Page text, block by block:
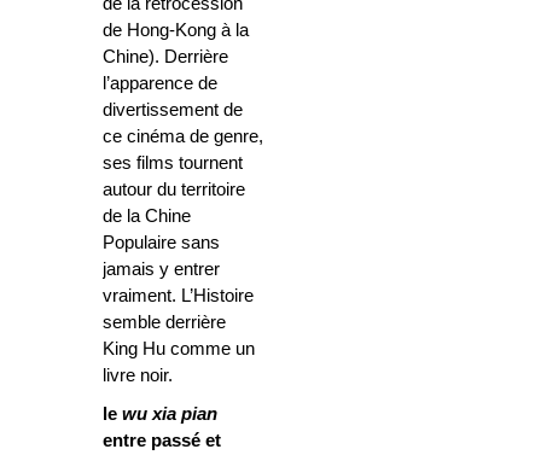
de Hong-Kong à la
Chine). Derrière
l’apparence de
divertissement de
ce cinéma de genre,
ses films tournent
autour du territoire
de la Chine
Populaire sans
jamais y entrer
vraiment. L’Histoire
semble derrière
King Hu comme un
livre noir.
le wu xia pian
entre passé et